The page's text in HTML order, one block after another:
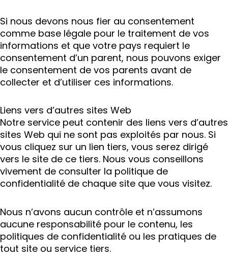
Si nous devons nous fier au consentement
comme base légale pour le traitement de vos
informations et que votre pays requiert le
consentement d’un parent, nous pouvons exiger
le consentement de vos parents avant de
collecter et d’utiliser ces informations.
Liens vers d’autres sites Web
Notre service peut contenir des liens vers d’autres
sites Web qui ne sont pas exploités par nous. Si
vous cliquez sur un lien tiers, vous serez dirigé
vers le site de ce tiers. Nous vous conseillons
vivement de consulter la politique de
confidentialité de chaque site que vous visitez.
Nous n’avons aucun contrôle et n’assumons
aucune responsabilité pour le contenu, les
politiques de confidentialité ou les pratiques de
tout site ou service tiers.